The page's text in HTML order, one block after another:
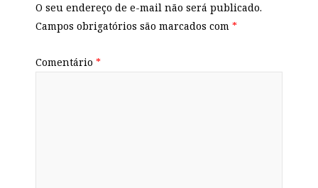
O seu endereço de e-mail não será publicado.
Campos obrigatórios são marcados com *
Comentário *